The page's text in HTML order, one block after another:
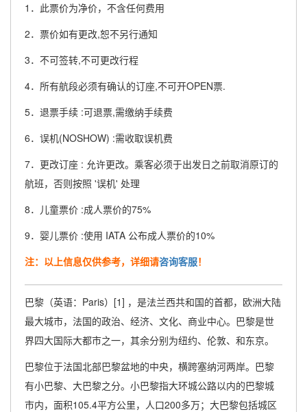
1．此票价为净价，不含任何费用
2．票价如有更改,恕不另行通知
3．不可签转,不可更改行程
4．所有航段必须有确认的订座,不可开OPEN票.
5．退票手续 :可退票,需缴纳手续费
6．误机(NOSHOW) :需收取误机费
7．更改订座 : 允许更改。乘客必须于出发日之前取消原订的
航班，否则按照 '误机' 处理
8．儿童票价 :成人票价的75%
9．婴儿票价 :使用 IATA 公布成人票价的10%
注：以上信息仅供参考，详细请咨询客服！
巴黎（英语：Paris）[1] ，是法兰西共和国的首都，欧洲大陆
最大城市，法国的政治、经济、文化、商业中心。巴黎是世
界四大国际大都市之一，其余分别为纽约、伦敦、和东京。
巴黎位于法国北部巴黎盆地的中央，横跨塞纳河两岸。巴黎
有小巴黎、大巴黎之分。小巴黎指大环城公路以内的巴黎城
市内，面积105.4平方公里，人口200多万；大巴黎包括城区